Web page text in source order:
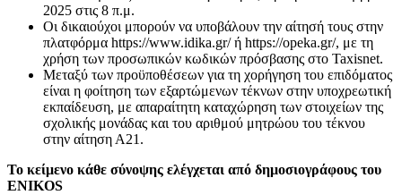
2025 στις 8 π.μ.
Οι δικαιούχοι μπορούν να υποβάλουν την αίτησή τους στην
πλατφόρμα https://www.idika.gr/ ή https://opeka.gr/, με τη
χρήση των προσωπικών κωδικών πρόσβασης στο Taxisnet.
Μεταξύ των προϋποθέσεων για τη χορήγηση του επιδόματος
είναι η φοίτηση των εξαρτώμενων τέκνων στην υποχρεωτική
εκπαίδευση, με απαραίτητη καταχώρηση των στοιχείων της
σχολικής μονάδας και του αριθμού μητρώου του τέκνου
στην αίτηση Α21.
Το κείμενο κάθε σύνοψης ελέγχεται από δημοσιογράφους του
ENIKOS